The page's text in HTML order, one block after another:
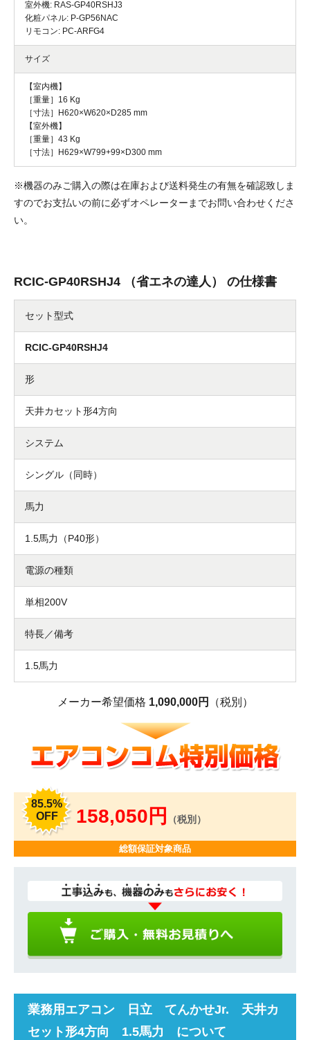
室外機: RAS-GP40RSHJ3
化粧パネル: P-GP56NAC
リモコン: PC-ARFG4
サイズ
【室内機】
［重量］16 Kg
［寸法］H620×W620×D285 mm
【室外機】
［重量］43 Kg
［寸法］H629×W799+99×D300 mm
※機器のみご購入の際は在庫および送料発生の有無を確認致しま
すのでお支払いの前に必ずオペレーターまでお問い合わせくださ
い。
RCIC-GP40RSHJ4 （省エネの達人） の仕様書
セット型式
RCIC-GP40RSHJ4
形
天井カセット形4方向
システム
シングル（同時）
馬力
1.5馬力（P40形）
電源の種類
単相200V
特長／備考
1.5馬力
メーカー希望価格 1,090,000円 （税別）
85.5%
OFF
158,050円 （税別）
総額保証対象商品
業務用エアコン 日立 てんかせJr. 天井カ
セット形4方向 1.5馬力 について